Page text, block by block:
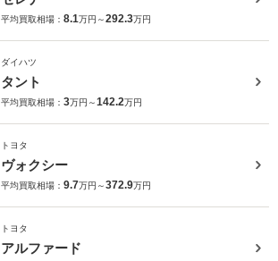
平均買取相場： 8.1万円～292.3万円
ダイハツ
タント
平均買取相場： 3万円～142.2万円
トヨタ
ヴォクシー
平均買取相場： 9.7万円～372.9万円
トヨタ
アルファード